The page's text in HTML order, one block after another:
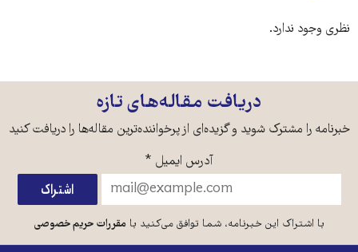
نظری وجود ندارد.
دریافت مقاله‌های تازه
خبرنامه را مشترک شوید و گزیده‌ای از پرخواننده‌ترین مقاله‌ها را دریافت کنید
آدرس ایمیل *
با اشتراک این خبرنامه، شما توافق می‌کنید بامقررات حریم خصوصی